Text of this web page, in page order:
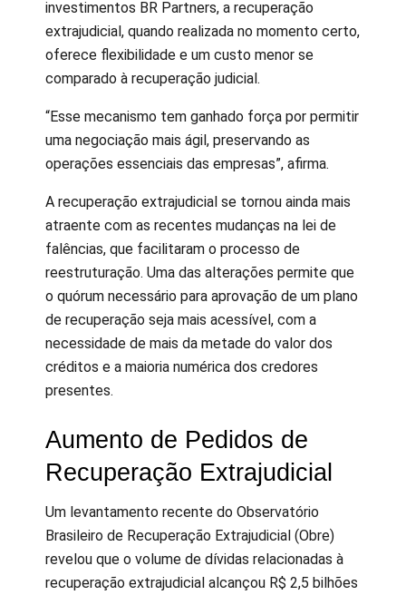
investimentos BR Partners, a recuperação
extrajudicial, quando realizada no momento certo,
oferece flexibilidade e um custo menor se
comparado à recuperação judicial.
“Esse mecanismo tem ganhado força por permitir
uma negociação mais ágil, preservando as
operações essenciais das empresas”, afirma.
A recuperação extrajudicial se tornou ainda mais
atraente com as recentes mudanças na lei de
falências, que facilitaram o processo de
reestruturação. Uma das alterações permite que
o quórum necessário para aprovação de um plano
de recuperação seja mais acessível, com a
necessidade de mais da metade do valor dos
créditos e a maioria numérica dos credores
presentes.
Aumento de Pedidos de
Recuperação Extrajudicial
Um levantamento recente do Observatório
Brasileiro de Recuperação Extrajudicial (Obre)
revelou que o volume de dívidas relacionadas à
recuperação extrajudicial alcançou R$ 2,5 bilhões